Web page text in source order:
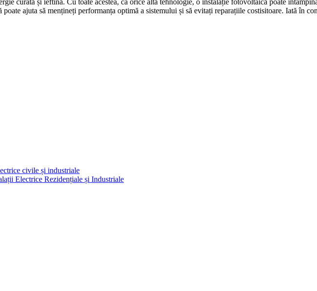
curată și ieftină. Cu toate acestea, ca orice altă tehnologie, o instalație fotovoltaică poate
ajuta să mențineți performanța optimă a sistemului și să evitați reparațiile costisitoare. Iată în
civile și industriale
Electrice Rezidențiale și Industriale